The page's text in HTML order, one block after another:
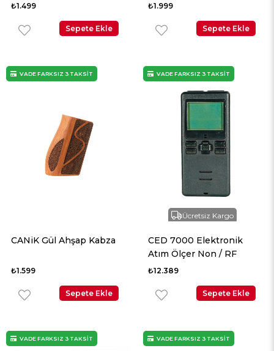
₺1.499
Sepete Ekle
₺1.999
Sepete Ekle
CANiK Gül Ahşap Kabza
₺1.599
Sepete Ekle
VADE FARKSIZ 3 TAKSİT
Ücretsiz Kargo
CED 7000 Elektronik
Atım Ölçer Non / RF
₺12.389
Sepete Ekle
VADE FARKSIZ 3 TAKSİT
VADE FARKSIZ 3 TAKSİT VADE FARKSIZ 3 TAKSİT